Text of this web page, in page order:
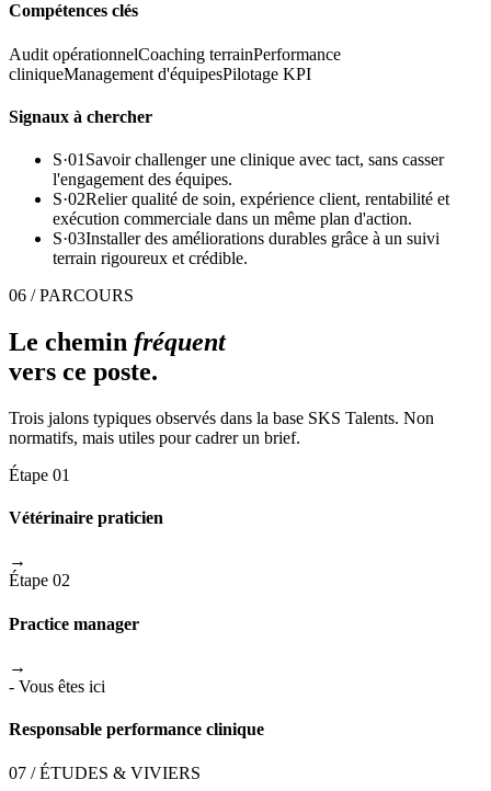
Compétences clés
Audit opérationnelCoaching terrainPerformance
cliniqueManagement d'équipesPilotage KPI
Signaux à chercher
S·01 Savoir challenger une clinique avec tact, sans casser
l'engagement des équipes.
S·02Relier qualité de soin, expérience client, rentabilité et
exécution commerciale dans un même plan d'action.
S·03Installer des améliorations durables grâce à un suivi
terrain rigoureux et crédible.
06 / PARCOURS
Le chemin fréquent
vers ce poste.
Trois jalons typiques observés dans la base SKS Talents. Non
normatifs, mais utiles pour cadrer un brief.
Étape 01
Vétérinaire praticien
→
Étape 02
Practice manager
→
- Vous êtes ici
Responsable performance clinique
07 / ÉTUDES & VIVIERS